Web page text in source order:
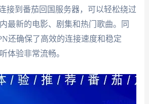
接到番茄回国服务器，可以轻松绕过
最新的电影、剧集和热门歌曲。同
还确保了高效的连接速度和稳定
体验非常流畅。